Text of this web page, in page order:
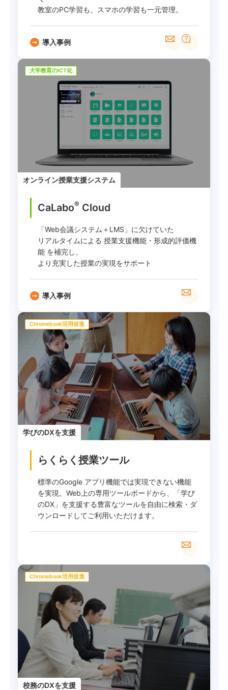
教室のPC学習も、スマホの学習も一元管理。
導入事例
大学教育のICT化
オンライン授業支援システム
CaLabo® ︎ Cloud
「Web会議システム＋LMS」に欠けていた
リアルタイムによる 授業支援機能・形成的評価機
能 を補完し、
より充実した授業の実現をサポート
導入事例
Chromebook活用促進
学びのDXを支援
らくらく授業ツール
標準のGoogle アプリ機能では実現できない機能
を実現。Web上の専用ツールボードから、「学び
のDX」を支援する豊富なツールを自由に検索・ダ
ウンロードしてご利用いただけます。
Chromebook活用促進
校務のDXを支援